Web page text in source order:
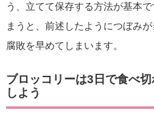
う、立てて保存する方法が基本
まうと、前述したようにつぼみ
腐敗を早めてしまいます。
ブロッコリーは3日で食べ
しよう